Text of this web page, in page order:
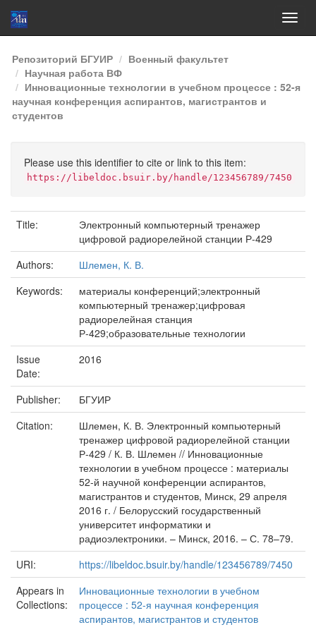
Skip
navigation
Репозиторий БГУИР
Военный факультет
Научная работа ВФ
Инновационные технологии в учебном процессе : 52-я
научная конференция аспирантов, магистрантов и
студентов
Please use this identifier to cite or link to this item:
https://libeldoc.bsuir.by/handle/123456789/7450
Title:
Электронный компьютерный тренажер
цифровой радиорелейной станции Р-429
Authors:
Шлемен, К. В.
Keywords:
материалы конференций;электронный
компьютерный тренажер;цифровая
радиорелейная станция
Р-429;образовательные технологии
Issue
Date:
2016
Publisher:
БГУИР
Citation:
Шлемен, К. В. Электронный компьютерный
тренажер цифровой радиорелейной станции
Р-429 / К. В. Шлемен // Инновационные
технологии в учебном процессе : материалы
52-й научной конференции аспирантов,
магистрантов и студентов, Минск, 29 апреля
2016 г. / Белорусский государственный
университет информатики и
радиоэлектроники. – Минск, 2016. – С. 78–79.
URI:
https://libeldoc.bsuir.by/handle/123456789/7450
Appears in
Collections:
Инновационные технологии в учебном
процессе : 52-я научная конференция
аспирантов, магистрантов и студентов